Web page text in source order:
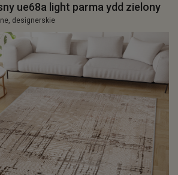
ue68a light parma ydd zielony
designerskie